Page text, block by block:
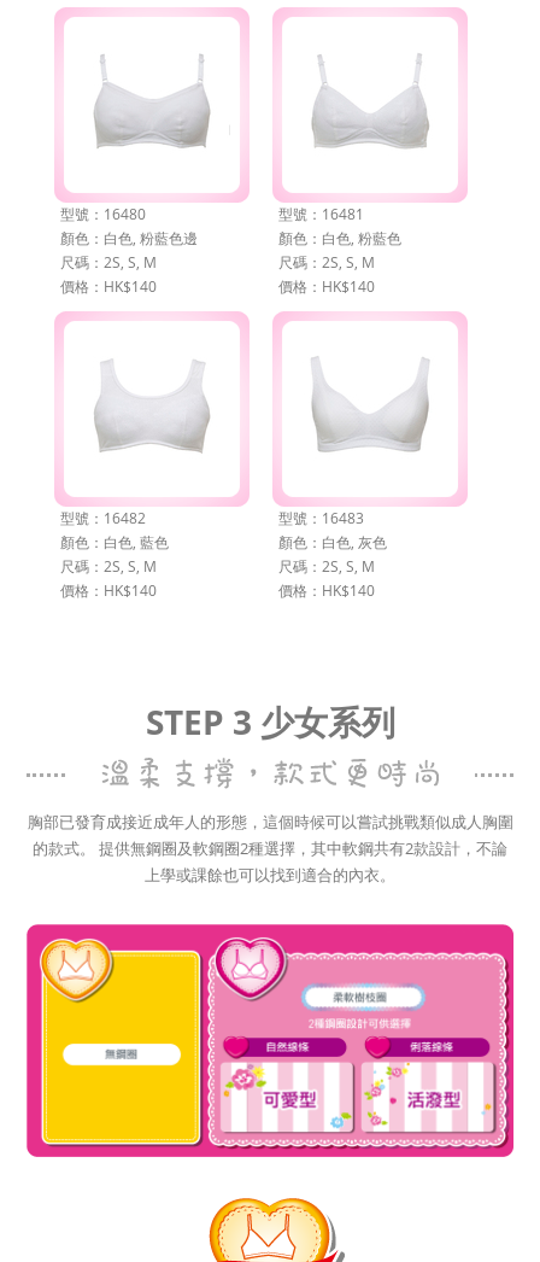
型號：16480
顏色：白色, 粉藍色邊
尺碼：2S, S, M
價格：HK$140
型號：16481
顏色：白色, 粉藍色
尺碼：2S, S, M
價格：HK$140
型號：16482
顏色：白色, 藍色
尺碼：2S, S, M
價格：HK$140
型號：16483
顏色：白色, 灰色
尺碼：2S, S, M
價格：HK$140
STEP 3 少女系列
胸部已發育成接近成年人的形態，這個時候可以嘗試挑戰類似成人胸圍
的款式。 提供無鋼圈及軟鋼圈2種選擇，其中軟鋼共有2款設計，不論
上學或課餘也可以找到適合的內衣。